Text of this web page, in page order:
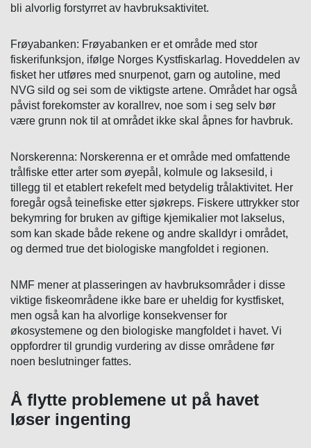
bli alvorlig forstyrret av havbruksaktivitet.
Frøyabanken: Frøyabanken er et område med stor
fiskerifunksjon, ifølge Norges Kystfiskarlag. Hoveddelen av
fisket her utføres med snurpenot, garn og autoline, med
NVG sild og sei som de viktigste artene. Området har også
påvist forekomster av korallrev, noe som i seg selv bør
være grunn nok til at området ikke skal åpnes for havbruk.
Norskerenna: Norskerenna er et område med omfattende
trålfiske etter arter som øyepål, kolmule og laksesild, i
tillegg til et etablert rekefelt med betydelig trålaktivitet. Her
foregår også teinefiske etter sjøkreps. Fiskere uttrykker stor
bekymring for bruken av giftige kjemikalier mot lakselus,
som kan skade både rekene og andre skalldyr i området,
og dermed true det biologiske mangfoldet i regionen.
NMF mener at plasseringen av havbruksområder i disse
viktige fiskeområdene ikke bare er uheldig for kystfisket,
men også kan ha alvorlige konsekvenser for
økosystemene og den biologiske mangfoldet i havet. Vi
oppfordrer til grundig vurdering av disse områdene før
noen beslutninger fattes.
Å flytte problemene ut på havet
løser ingenting